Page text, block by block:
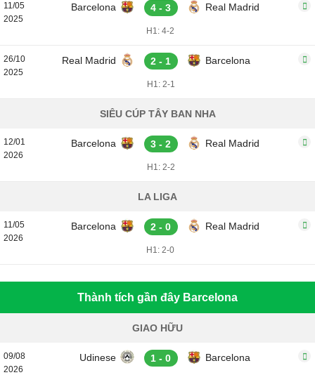
11/05
2025
Barcelona 4 - 3 Real Madrid
H1: 4-2
26/10
2025
Real Madrid 2 - 1 Barcelona
H1: 2-1
SIÊU CÚP TÂY BAN NHA
12/01
2026
Barcelona 3 - 2 Real Madrid
H1: 2-2
LA LIGA
11/05
2026
Barcelona 2 - 0 Real Madrid
H1: 2-0
Thành tích gần đây Barcelona
GIAO HỮU
09/08
2026
Udinese 1 - 0 Barcelona